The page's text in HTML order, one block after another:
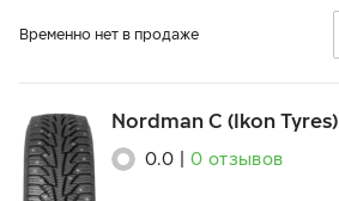
Временно нет в продаже
Nordman C (Ikon Tyres)
0.0 0 отзывов